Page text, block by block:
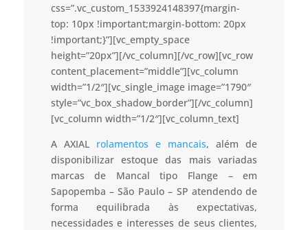
css=”.vc_custom_1533924148397{margin-
top: 10px !important;margin-bottom: 20px
!important;}”][vc_empty_space
height=”20px”][/vc_column][/vc_row][vc_row
content_placement=”middle”][vc_column
width=”1/2″][vc_single_image image=”1790″
style=”vc_box_shadow_border”][/vc_column]
[vc_column width=”1/2″][vc_column_text]
A AXIAL rolamentos e mancais, além de
disponibilizar estoque das mais variadas
marcas de Mancal tipo Flange – em
Sapopemba – São Paulo – SP atendendo de
forma equilibrada às expectativas,
necessidades e interesses de seus clientes,